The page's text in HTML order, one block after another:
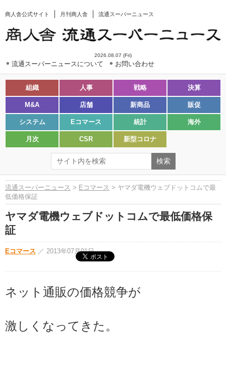
商人舎公式サイト 月刊商人舎 流通スーパーニュース
2026.08.07 (Fri)
流通スーパーニュースについて お問い合わせ
組織 人事 戦略 決算
M&A 店舗 新商品 販促
システム Eコマース 統計 海外
月次 CSR 新型コロナ
流通スーパーニュース > Eコマース > ヤマダ電機ウェブドットコムで最
低価格保証
ヤマダ電機ウェブドットコムで最低価格保
証
Eコマース ／ 2013年07月01日
ネット通販の価格競争が
激しくなってきた。